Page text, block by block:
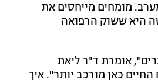
מומחים מייחסים את
היא ששוק הרפואה
אומרת ד"ר ליאת
כאן מורכב יותר". איך